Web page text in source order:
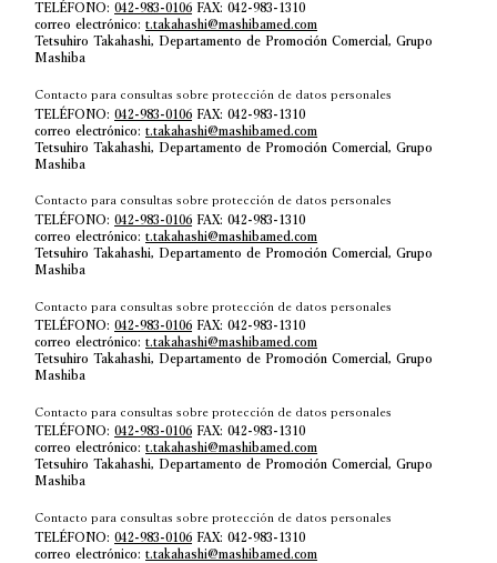
TELÉFONO:042-983-0106 FAX: 042-983-1310
correo electrónico:t.takahashi@mashibamed.com
Tetsuhiro Takahashi, Departamento de Promoción Comercial, Grupo
Mashiba
Contacto para consultas sobre protección de datos personales
TELÉFONO:042-983-0106 FAX: 042-983-1310
correo electrónico:t.takahashi@mashibamed.com
Tetsuhiro Takahashi, Departamento de Promoción Comercial, Grupo
Mashiba
Contacto para consultas sobre protección de datos personales
TELÉFONO:042-983-0106 FAX: 042-983-1310
correo electrónico:t.takahashi@mashibamed.com
Tetsuhiro Takahashi, Departamento de Promoción Comercial, Grupo
Mashiba
Contacto para consultas sobre protección de datos personales
TELÉFONO:042-983-0106 FAX: 042-983-1310
correo electrónico:t.takahashi@mashibamed.com
Tetsuhiro Takahashi, Departamento de Promoción Comercial, Grupo
Mashiba
Contacto para consultas sobre protección de datos personales
TELÉFONO:042-983-0106 FAX: 042-983-1310
correo electrónico:t.takahashi@mashibamed.com
Tetsuhiro Takahashi, Departamento de Promoción Comercial, Grupo
Mashiba
Contacto para consultas sobre protección de datos personales
TELÉFONO:042-983-0106 FAX: 042-983-1310
correo electrónico:t.takahashi@mashibamed.com